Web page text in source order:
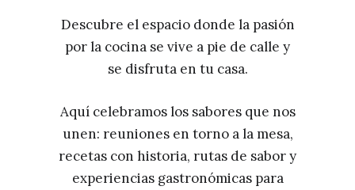
Descubre el espacio donde la pasión
por la cocina se vive a pie de calle y
se disfruta en tu casa.
Aquí celebramos los sabores que nos
unen: reuniones en torno a la mesa,
recetas con historia, rutas de sabor y
experiencias gastronómicas para